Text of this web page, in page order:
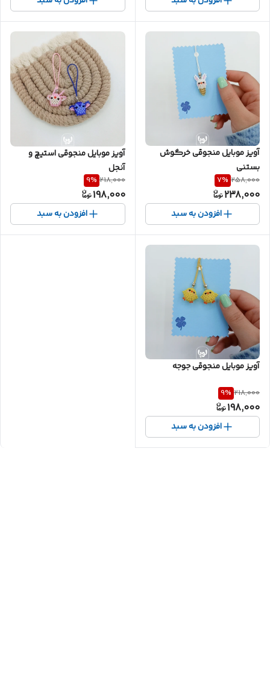
آویز موبایل منجوقی خرگوش
بستنی
258,000
7%
238,000
افزودن به سبد
آویز موبایل منجوقی استیچ و
آنجل
218,000
9%
198,000
افزودن به سبد
آویز موبایل منجوقی جوجه
218,000
9%
198,000
افزودن به سبد